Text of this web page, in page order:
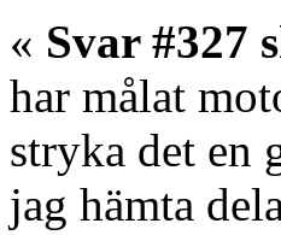
« Svar #327
har målat
stryka det en
jag hämta